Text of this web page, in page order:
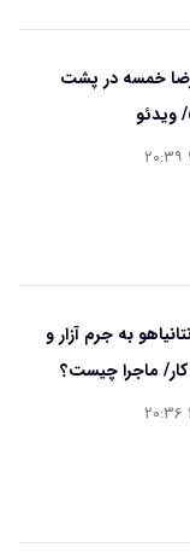
خمسه در پشت
ویدئو
به جرم آزار و
ماجرا چیست؟